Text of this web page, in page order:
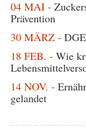
04 MAI -
Prävention
30 MÄRZ -
18 FEB. - Wie
14 NOV. -
gelandet